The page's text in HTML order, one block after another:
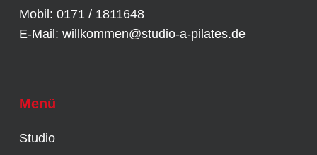
Mobil: 0171 / 1811648
E-Mail: willkommen@studio-a-pilates.de
Menü
Studio